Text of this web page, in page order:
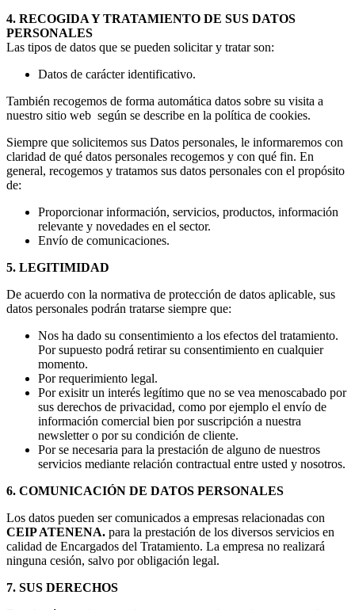
4. RECOGIDA Y TRATAMIENTO DE SUS DATOS
PERSONALES
Las tipos de datos que se pueden solicitar y tratar son:
Datos de carácter identificativo.
También recogemos de forma automática datos sobre su visita a
nuestro sitio web según se describe en la política de cookies.
Siempre que solicitemos sus Datos personales, le informaremos con
claridad de qué datos personales recogemos y con qué fin. En
general, recogemos y tratamos sus datos personales con el propósito
de:
Proporcionar información, servicios, productos, información
relevante y novedades en el sector.
Envío de comunicaciones.
5. LEGITIMIDAD
De acuerdo con la normativa de protección de datos aplicable, sus
datos personales podrán tratarse siempre que:
Nos ha dado su consentimiento a los efectos del tratamiento.
Por supuesto podrá retirar su consentimiento en cualquier
momento.
Por requerimiento legal.
Por exisitr un interés legítimo que no se vea menoscabado por
sus derechos de privacidad, como por ejemplo el envío de
información comercial bien por suscripción a nuestra
newsletter o por su condición de cliente.
Por se necesaria para la prestación de alguno de nuestros
servicios mediante relación contractual entre usted y nosotros.
6. COMUNICACIÓN DE DATOS PERSONALES
Los datos pueden ser comunicados a empresas relacionadas con
CEIP ATENENA. para la prestación de los diversos servicios en
calidad de Encargados del Tratamiento. La empresa no realizará
ninguna cesión, salvo por obligación legal.
7. SUS DERECHOS